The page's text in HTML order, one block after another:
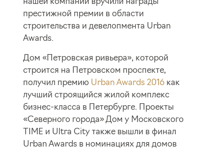
престижной премии в области
строительства и девелопмента Urban
Awards.
Дом «Петровская ривьера», которой
строится на Петровском проспекте,
получил премию Urban Awards 2016 как
лучший строящийся жилой комплекс
бизнес-класса в Петербурге. Проекты
«Северного города» Дом у Московского
TIME и Ultra City также вышли в финал
Urban Awards в номинациях для домов